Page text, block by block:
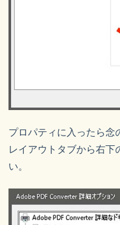
プロパティに入ったら念
レイアウトタブから右下
い。